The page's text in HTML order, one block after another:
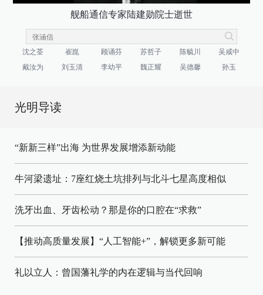
舰船通信专家陆建勋院士逝世
沈之荃 崔崑 顾诵芬 苏哲子 陈毓川
吴咸中
戴汝为
刘玉清 李幼平 魏正耀 吴德馨 孙玉
光明导读
“新新三样”出海 为世界发展增添新动能
牛河梁遗址：7座红烧土坑排列与北斗七星高度相似
洗牙出血、牙齿松动？那是你的口腔在“求救”
【推动高质量发展】“人工智能+”，解锁更多新可能
礼以立人：曾国藩礼学的内在逻辑与当代回响